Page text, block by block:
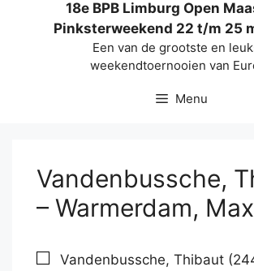
18e BPB Limburg Open
Pinksterweekend 22 t/m 25
Een van de grootste en
weekendtoernooien van
Menu
Vandenbussche,
– Warmerdam, Max
Vandenbussche, Thibaut